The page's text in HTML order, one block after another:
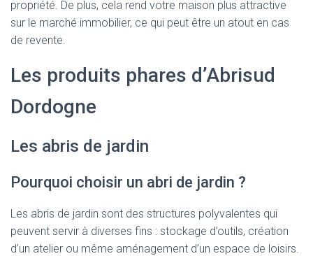
propriété. De plus, cela rend votre maison plus attractive
sur le marché immobilier, ce qui peut être un atout en cas
de revente.
Les produits phares d’Abrisud
Dordogne
Les abris de jardin
Pourquoi choisir un abri de jardin ?
Les abris de jardin sont des structures polyvalentes qui
peuvent servir à diverses fins : stockage d’outils, création
d’un atelier ou même aménagement d’un espace de loisirs.